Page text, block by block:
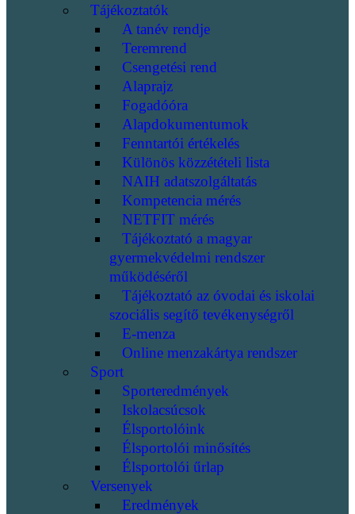
Tájékoztatók
A tanév rendje
Teremrend
Csengetési rend
Alaprajz
Fogadóóra
Alapdokumentumok
Fenntartói értékelés
Különös közzétételi lista
NAIH adatszolgáltatás
Kompetencia mérés
NETFIT mérés
Tájékoztató a magyar
gyermekvédelmi rendszer
működéséről
Tájékoztató az óvodai és iskolai
szociális segítő tevékenységről
E-menza
Online menzakártya rendszer
Sport
Sporteredmények
Iskolacsúcsok
Élsportolóink
Élsportolói minősítés
Élsportolói űrlap
Versenyek
Eredmények